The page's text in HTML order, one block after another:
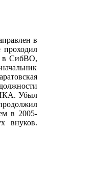
в
проходил
в СибВО,
Убыл
в 2005-
внуков.